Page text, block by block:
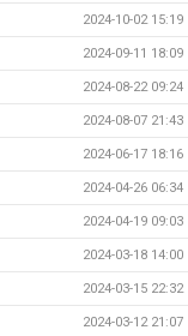
2024-10-02 15:19
2024-09-11 18:09
2024-08-22 09:24
2024-08-07 21:43
2024-06-17 18:16
2024-04-26 06:34
2024-04-19 09:03
2024-03-18 14:00
2024-03-15 22:32
2024-03-12 21:07